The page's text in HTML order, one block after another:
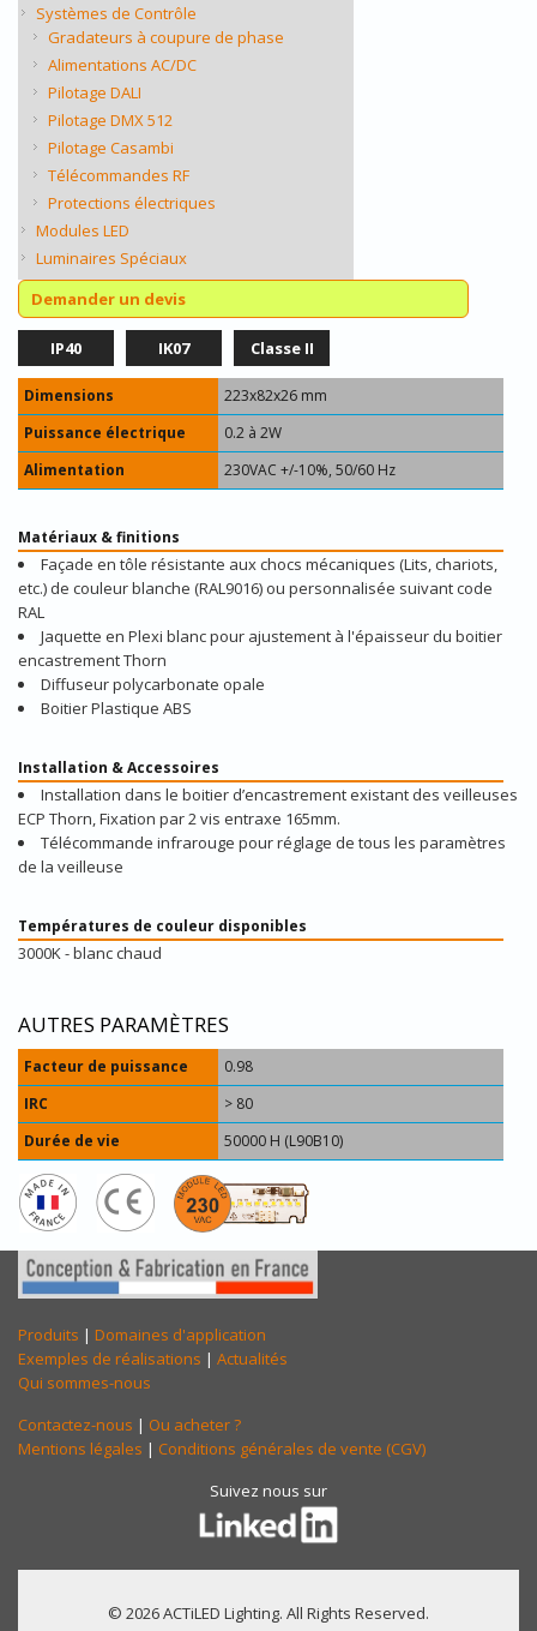
Systèmes de Contrôle
Gradateurs à coupure de phase
Alimentations AC/DC
Pilotage DALI
Pilotage DMX 512
Pilotage Casambi
Télécommandes RF
Protections électriques
Modules LED
Luminaires Spéciaux
Demander un devis
IP40 IK07 Classe II
Dimensions
223x82x26 mm
Puissance électrique
0.2 à 2W
Alimentation
230VAC +/-10%, 50/60 Hz
Matériaux & finitions
Façade en tôle résistante aux chocs mécaniques (Lits, chariots,
etc.) de couleur blanche (RAL9016) ou personnalisée suivant code
RAL
Jaquette en Plexi blanc pour ajustement à l'épaisseur du boitier
encastrement Thorn
Diffuseur polycarbonate opale
Boitier Plastique ABS
Installation & Accessoires
Installation dans le boitier d’encastrement existant des veilleuses
ECP Thorn, Fixation par 2 vis entraxe 165mm.
Télécommande infrarouge pour réglage de tous les paramètres
de la veilleuse
Températures de couleur disponibles
3000K - blanc chaud
AUTRES PARAMÈTRES
Facteur de puissance
0.98
IRC
> 80
Durée de vie
50000 H (L90B10)
Produits | Domaines d'application
Exemples de réalisations | Actualités
Qui sommes-nous
Contactez-nous | Ou acheter ?
Mentions légales | Conditions générales de vente (CGV)
Suivez nous sur
© 2026 ACTiLED Lighting. All Rights Reserved.